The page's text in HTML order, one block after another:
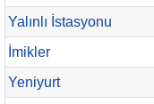
Yalınlı İstasyonu
İmikler
Yeniyurt